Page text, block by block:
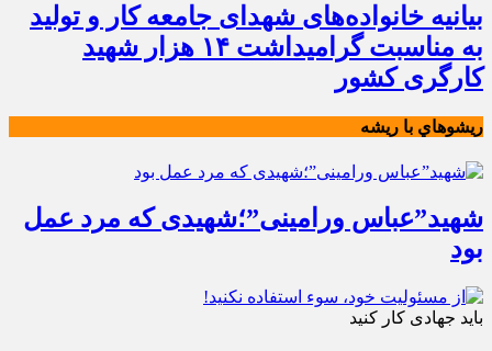
بیانیه خانواده‌های شهدای جامعه کار و تولید
به مناسبت گرامیداشت ۱۴ هزار شهید
کارگری کشور
ريشوهاي با ريشه
شهید”عباس ورامینی”؛شهیدی که مرد عمل
بود
باید جهادی کار کنید